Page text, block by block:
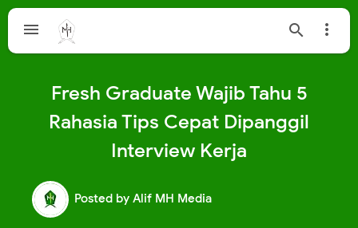
  
Fresh Graduate Wajib Tahu 5
Rahasia Tips Cepat Dipanggil
Interview Kerja
Posted by Alif MH Media